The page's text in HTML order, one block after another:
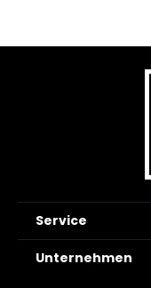
Service
Unternehmen